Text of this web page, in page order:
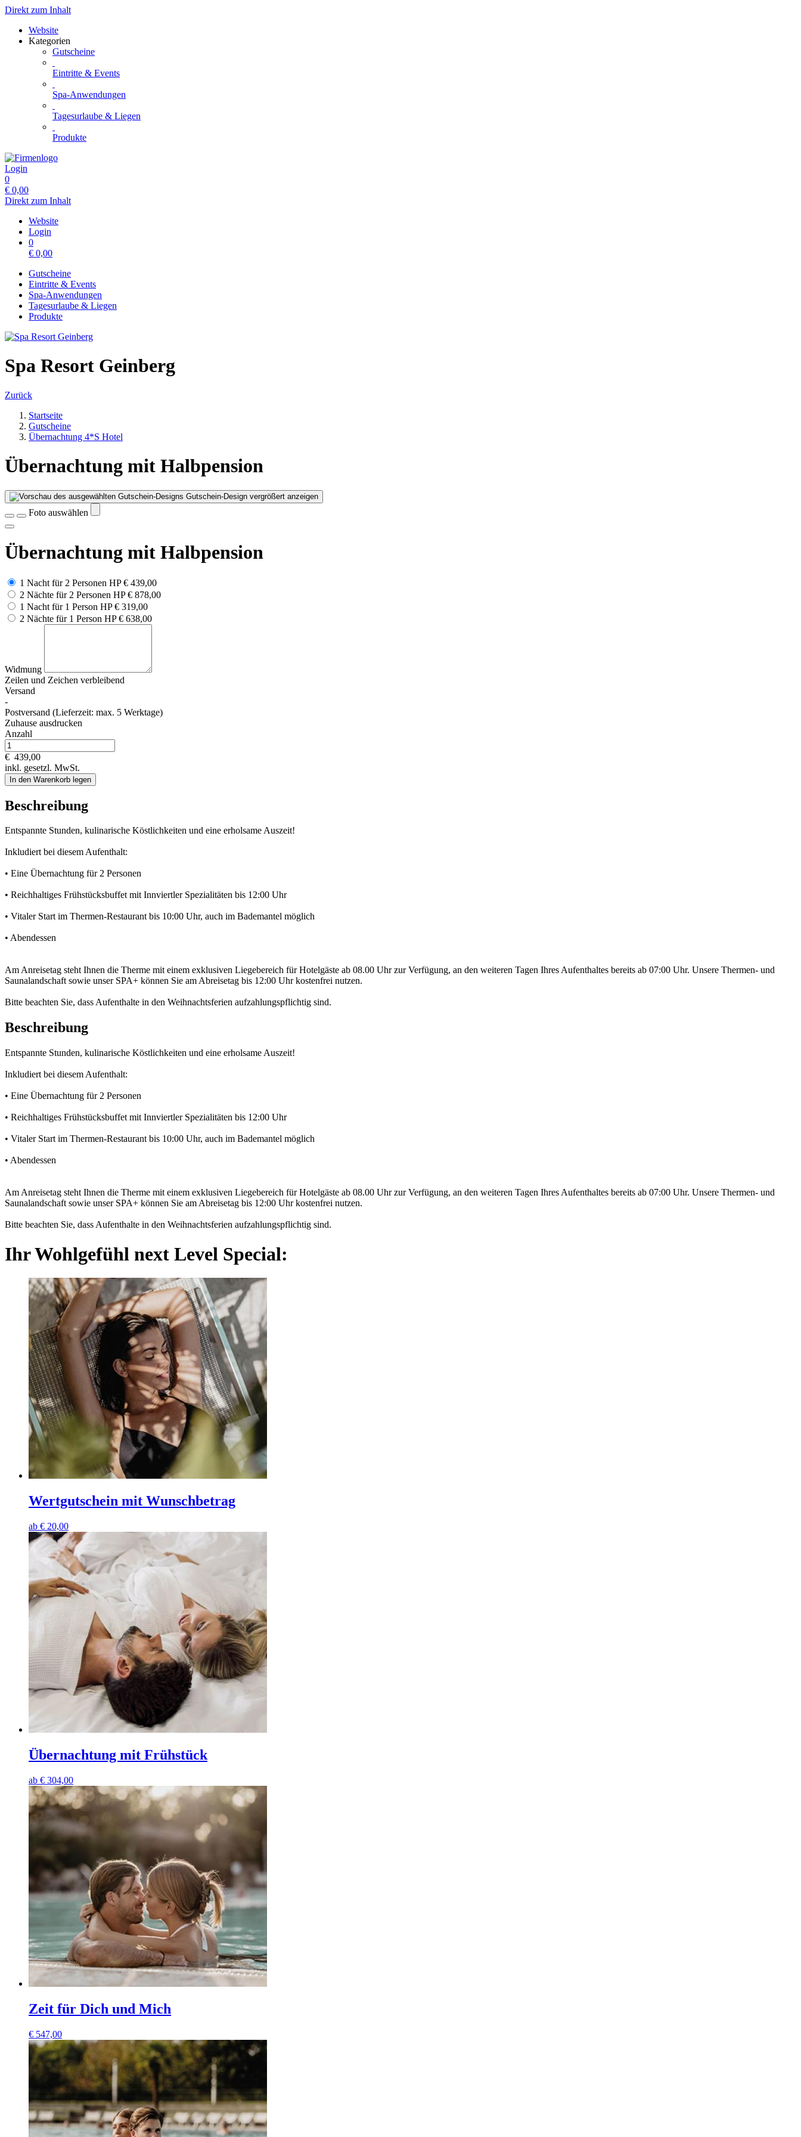
Direkt zum Inhalt
Website
Kategorien
Gutscheine
Eintritte & Events
Spa-Anwendungen
Tagesurlaube & Liegen
Produkte
Login
0
€ 0,00
Direkt zum Inhalt
Website
Login
0
€ 0,00
Gutscheine
Eintritte & Events
Spa-Anwendungen
Tagesurlaube & Liegen
Produkte
Spa Resort Geinberg
Zurück
Startseite
Gutscheine
Übernachtung 4*S Hotel
Übernachtung mit Halbpension
Gutschein-Design vergrößert anzeigen
Foto auswählen
Übernachtung mit Halbpension
1 Nacht für 2 Personen HP € 439,00
2 Nächte für 2 Personen HP € 878,00
1 Nacht für 1 Person HP € 319,00
2 Nächte für 1 Person HP € 638,00
Widmung
Zeilen und Zeichen verbleibend
Versand
-
Postversand (Lieferzeit: max. 5 Werktage)
Zuhause ausdrucken
Anzahl
€ 439,00
inkl. gesetzl. MwSt.
In den Warenkorb legen
Beschreibung
Entspannte Stunden, kulinarische Köstlichkeiten und eine erholsame Auszeit!
Inkludiert bei diesem Aufenthalt:
• Eine Übernachtung für 2 Personen
• Reichhaltiges Frühstücksbuffet mit Innviertler Spezialitäten bis 12:00 Uhr
• Vitaler Start im Thermen-Restaurant bis 10:00 Uhr, auch im Bademantel möglich
• Abendessen
Am Anreisetag steht Ihnen die Therme mit einem exklusiven Liegebereich für Hotelgäste ab 08.00 Uhr zur Verfügung, an den weiteren Tagen Ihres Aufenthaltes bereits ab 07:00 Uhr. Unsere Thermen- und
Saunalandschaft sowie unser SPA+ können Sie am Abreisetag bis 12:00 Uhr kostenfrei nutzen.
Bitte beachten Sie, dass Aufenthalte in den Weihnachtsferien aufzahlungspflichtig sind.
Beschreibung
Entspannte Stunden, kulinarische Köstlichkeiten und eine erholsame Auszeit!
Inkludiert bei diesem Aufenthalt:
• Eine Übernachtung für 2 Personen
• Reichhaltiges Frühstücksbuffet mit Innviertler Spezialitäten bis 12:00 Uhr
• Vitaler Start im Thermen-Restaurant bis 10:00 Uhr, auch im Bademantel möglich
• Abendessen
Am Anreisetag steht Ihnen die Therme mit einem exklusiven Liegebereich für Hotelgäste ab 08.00 Uhr zur Verfügung, an den weiteren Tagen Ihres Aufenthaltes bereits ab 07:00 Uhr. Unsere Thermen- und
Saunalandschaft sowie unser SPA+ können Sie am Abreisetag bis 12:00 Uhr kostenfrei nutzen.
Bitte beachten Sie, dass Aufenthalte in den Weihnachtsferien aufzahlungspflichtig sind.
Ihr Wohlgefühl next Level Special:
Wertgutschein mit Wunschbetrag
ab € 20,00
Übernachtung mit Frühstück
ab € 304,00
Zeit für Dich und Mich
€ 547,00